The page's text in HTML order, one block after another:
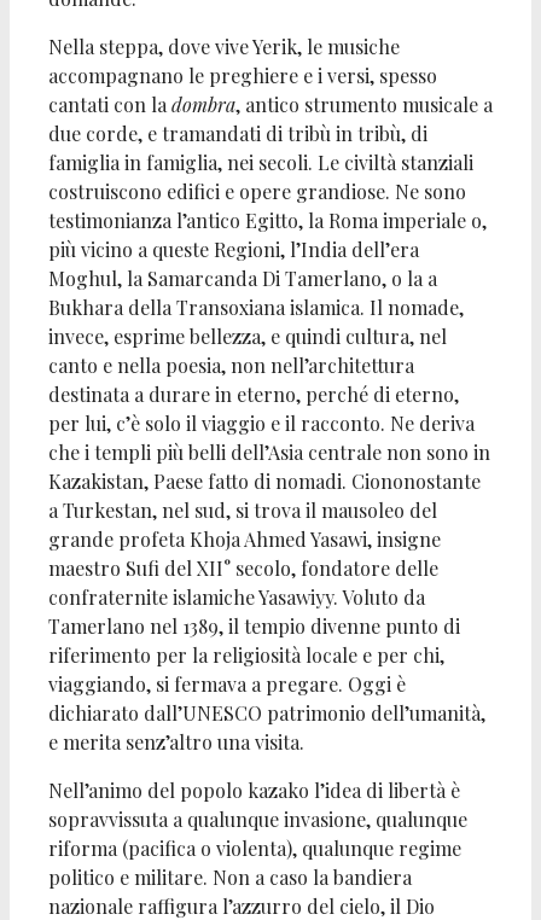
Nella steppa, dove vive Yerik, le musiche
accompagnano le preghiere e i versi, spesso
cantati con la dombra, antico strumento musicale a
due corde, e tramandati di tribù in tribù, di
famiglia in famiglia, nei secoli. Le civiltà stanziali
costruiscono edifici e opere grandiose. Ne sono
testimonianza l’antico Egitto, la Roma imperiale o,
più vicino a queste Regioni, l’India dell’era
Moghul, la Samarcanda Di Tamerlano, o la a
Bukhara della Transoxiana islamica. Il nomade,
invece, esprime bellezza, e quindi cultura, nel
canto e nella poesia, non nell’architettura
destinata a durare in eterno, perché di eterno,
per lui, c’è solo il viaggio e il racconto. Ne deriva
che i templi più belli dell’Asia centrale non sono in
Kazakistan, Paese fatto di nomadi. Ciononostante
a Turkestan, nel sud, si trova il mausoleo del
grande profeta Khoja Ahmed Yasawi, insigne
maestro Sufi del XII° secolo, fondatore delle
confraternite islamiche Yasawiyy. Voluto da
Tamerlano nel 1389, il tempio divenne punto di
riferimento per la religiosità locale e per chi,
viaggiando, si fermava a pregare. Oggi è
dichiarato dall’UNESCO patrimonio dell’umanità,
e merita senz’altro una visita.
Nell’animo del popolo kazako l’idea di libertà è
sopravvissuta a qualunque invasione, qualunque
riforma (pacifica o violenta), qualunque regime
politico e militare. Non a caso la bandiera
nazionale raffigura l’azzurro del cielo, il Dio